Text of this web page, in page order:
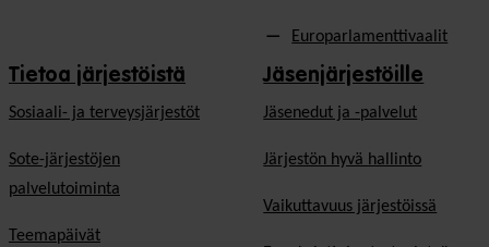
Europarlamenttivaalit
Tietoa järjestöistä
Sosiaali- ja terveysjärjestöt
Sote-järjestöjen
palvelutoiminta
Teemapäivät
Jäsenjärjestöille
Jäsen­edut ja -palvelut
Järjestön hyvä hallinto
Vaikuttavuus järjestöissä